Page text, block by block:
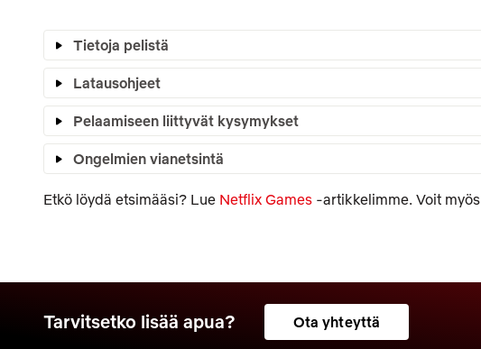
Tietoja pelistä
Latausohjeet
Pelaamiseen liittyvät kysymykset
Ongelmien vianetsintä
Etkö löydä etsimääsi? Lue Netflix Games -artikkelimme. Voit myös
Tarvitsetko lisää apua? Ota yhteyttä